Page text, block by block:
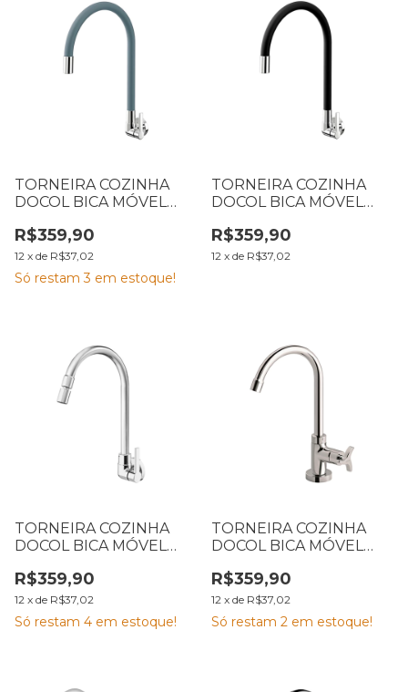
TORNEIRA COZINHA
DOCOL BICA MÓVEL
CROMADA CINZA
R$359,90
12 x de R$37,02
Só restam3 em estoque!
TORNEIRA COZINHA
DOCOL BICA MÓVEL
CROMADA BLACK
R$359,90
12 x de R$37,02
TORNEIRA COZINHA
DOCOL BICA MÓVEL
CROMADA
R$359,90
12 x de R$37,02
Só restam 4 em estoque!
TORNEIRA COZINHA
DOCOL BICA MÓVEL
R$359,90
12 x de R$37,02
Só restam 2 em estoque!